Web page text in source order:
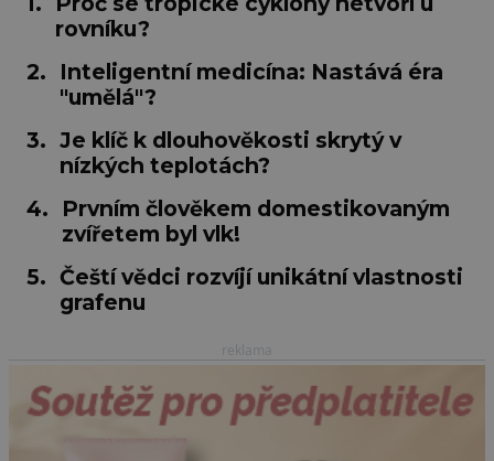
rovníku?
2.
Inteligentní medicína: Nastává éra
"umělá"?
3. Je klíč k dlouhověkosti skrytý v
nízkých teplotách?
4.
Prvním člověkem domestikovaným
zvířetem byl vlk!
5. Čeští vědci rozvíjí unikátní vlastnosti
grafenu